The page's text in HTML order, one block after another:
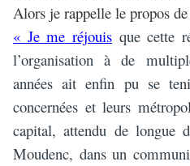
Alors je rappelle le propos
« Je me réjouis que cette
l’organisation à de
années ait enfin pu se
concernées et leurs
capital, attendu de longue
Moudenc, dans un